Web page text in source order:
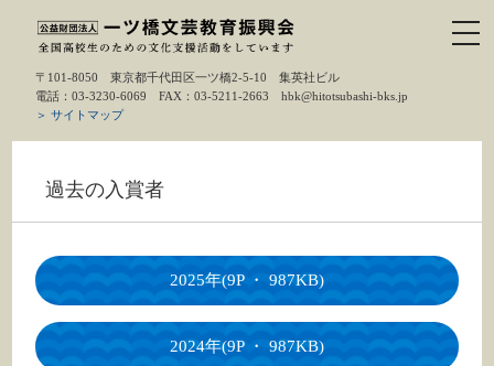
〒101-8050 東京都千代田区一ツ橋2-5-10 集英社ビル
電話：03-3230-6069 FAX：03-5211-2663 hbk@hitotsubashi-bks.jp
＞ サイトマップ
過去の入賞者
2025年(9P ・ 987KB)
2024年(9P ・ 987KB)